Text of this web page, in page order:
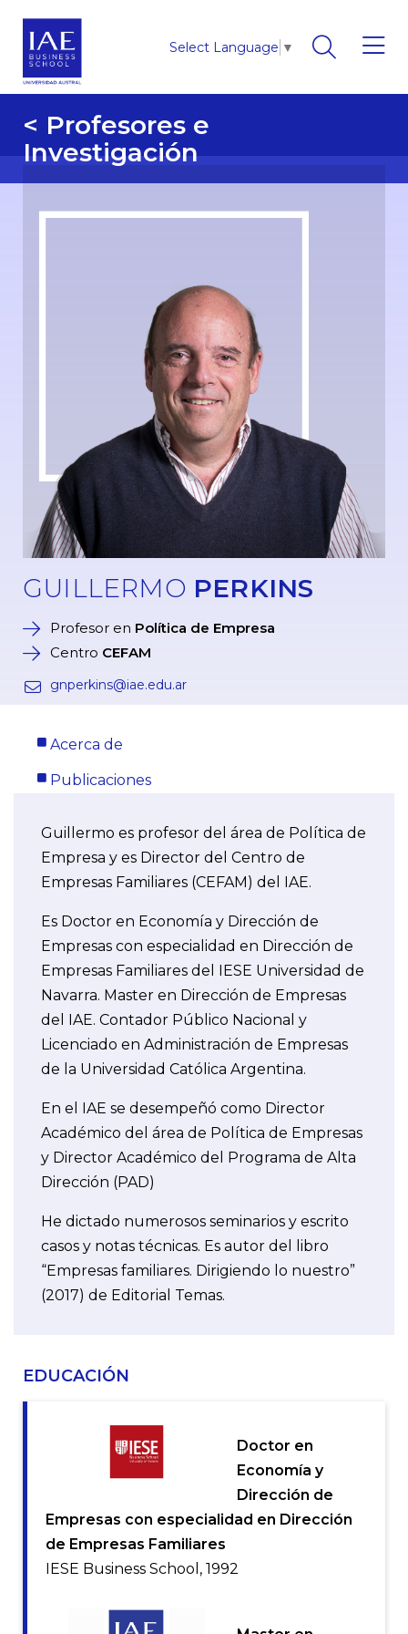
Select Language ▼
< Profesores e
Investigación
GUILLERMO PERKINS
Profesor en Política de Empresa
Centro CEFAM
gnperkins@iae.edu.ar
Acerca de
Publicaciones
Guillermo es profesor del área de Política de
Empresa y es Director del Centro de
Empresas Familiares (CEFAM) del IAE.
Es Doctor en Economía y Dirección de
Empresas con especialidad en Dirección de
Empresas Familiares del IESE Universidad de
Navarra. Master en Dirección de Empresas
del IAE. Contador Público Nacional y
Licenciado en Administración de Empresas
de la Universidad Católica Argentina.
En el IAE se desempeñó como Director
Académico del área de Política de Empresas
y Director Académico del Programa de Alta
Dirección (PAD)
He dictado numerosos seminarios y escrito
casos y notas técnicas. Es autor del libro
“Empresas familiares. Dirigiendo lo nuestro”
(2017) de Editorial Temas.
EDUCACIÓN
Doctor en
Economía y
Dirección de
Empresas con especialidad en Dirección
de Empresas Familiares
IESE Business School, 1992